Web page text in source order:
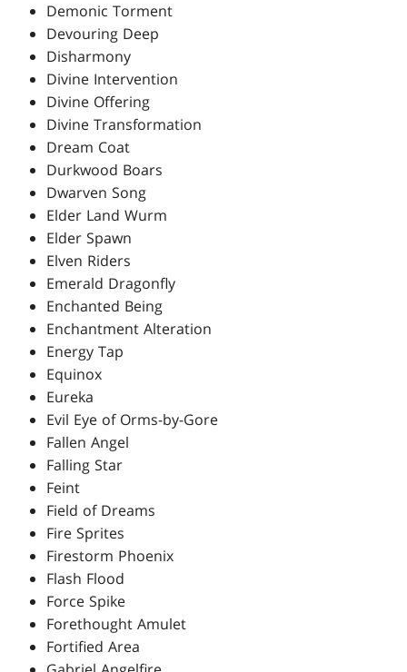
Demonic Torment
Devouring Deep
Disharmony
Divine Intervention
Divine Offering
Divine Transformation
Dream Coat
Durkwood Boars
Dwarven Song
Elder Land Wurm
Elder Spawn
Elven Riders
Emerald Dragonfly
Enchanted Being
Enchantment Alteration
Energy Tap
Equinox
Eureka
Evil Eye of Orms-by-Gore
Fallen Angel
Falling Star
Feint
Field of Dreams
Fire Sprites
Firestorm Phoenix
Flash Flood
Force Spike
Forethought Amulet
Fortified Area